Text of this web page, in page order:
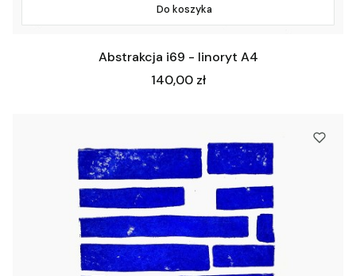
Do koszyka
Abstrakcja i69 - linoryt A4
Cena
140,00 zł